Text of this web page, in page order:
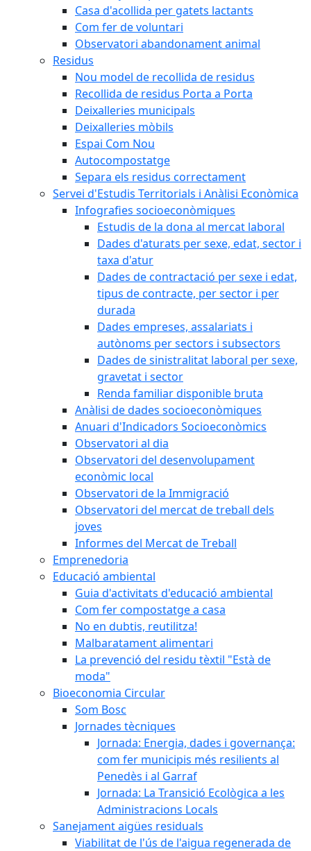
Casa d'acollida per gatets lactants
Com fer de voluntari
Observatori abandonament animal
Residus
Nou model de recollida de residus
Recollida de residus Porta a Porta
Deixalleries municipals
Deixalleries mòbils
Espai Com Nou
Autocompostatge
Separa els residus correctament
Servei d'Estudis Territorials i Anàlisi Econòmica
Infografies socioeconòmiques
Estudis de la dona al mercat laboral
Dades d'aturats per sexe, edat, sector i
taxa d'atur
Dades de contractació per sexe i edat,
tipus de contracte, per sector i per
durada
Dades empreses, assalariats i
autònoms per sectors i subsectors
Dades de sinistralitat laboral per sexe,
gravetat i sector
Renda familiar disponible bruta
Anàlisi de dades socioeconòmiques
Anuari d'Indicadors Socioeconòmics
Observatori al dia
Observatori del desenvolupament
econòmic local
Observatori de la Immigració
Observatori del mercat de treball dels
joves
Informes del Mercat de Treball
Emprenedoria
Educació ambiental
Guia d'activitats d'educació ambiental
Com fer compostatge a casa
No en dubtis, reutilitza!
Malbaratament alimentari
La prevenció del residu tèxtil "Està de
moda"
Bioeconomia Circular
Som Bosc
Jornades tècniques
Jornada: Energia, dades i governança:
com fer municipis més resilients al
Penedès i al Garraf
Jornada: La Transició Ecològica a les
Administracions Locals
Sanejament aigües residuals
Viabilitat de l'ús de l'aigua regenerada de